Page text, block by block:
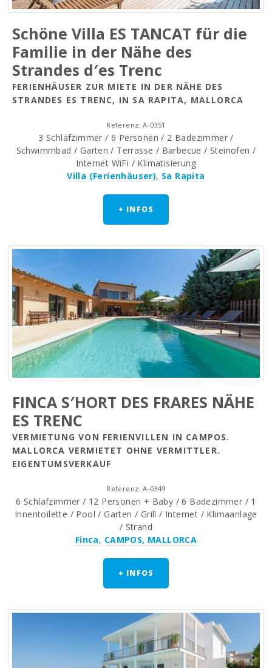
Schöne Villa ES TANCAT für die
Familie in der Nähe des
Strandes d′es Trenc
FERIENHÄUSER ZUR MIETE IN DER NÄHE DES
STRANDES ES TRENC, IN SA RAPITA, MALLORCA
Referenz: A-0351
3 Schlafzimmer / 6 Personen / 2 Badezimmer /
Schwimmbad / Garten / Terrasse / Barbecue / Steinofen /
Internet WiFi / Klimatisierung
Villa (Ferienhäuser), Sa Rapita
+ INFOS
FINCA S′HORT DES FRARES NÄHE
ES TRENC
VERMIETUNG VON FERIENVILLEN IN CAMPOS.
MALLORCA VERMIETET OHNE VERMITTLER.
EIGENTUMSVERKAUF
Referenz: A-0349
6 Schlafzimmer / 12 Personen + Baby / 6 Badezimmer / 1
Innentoilette / Pool / Garten / Grill / Internet / Klimaanlage
/ Strand
Finca, CAMPOS, MALLORCA
+ INFOS